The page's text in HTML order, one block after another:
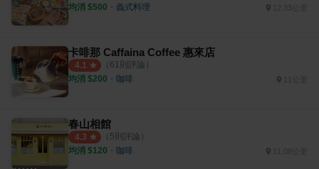
均消 $500 ・ 義式料理
卡啡那 Caffaina Coffee 惠來店
4.1 （ 61則評論）
均消 $200 ・ 咖啡
春山相館
4.3 （ 5則評論）
均消 $120 ・ 咖啡